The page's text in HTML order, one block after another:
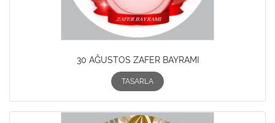
30 AĞUSTOS ZAFER BAYRAMI
TASARLA